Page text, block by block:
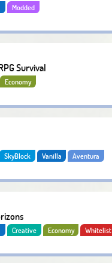
Modded
Survival
Economy
SkyBlock Vanilla
Aventura
Creative Economy
Whitelist